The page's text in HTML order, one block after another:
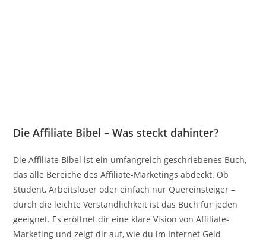
Die Affiliate Bibel – Was steckt dahinter?
Die Affiliate Bibel ist ein umfangreich geschriebenes Buch,
das alle Bereiche des Affiliate-Marketings abdeckt. Ob
Student, Arbeitsloser oder einfach nur Quereinsteiger –
durch die leichte Verständlichkeit ist das Buch für jeden
geeignet. Es eröffnet dir eine klare Vision von Affiliate-
Marketing und zeigt dir auf, wie du im Internet Geld